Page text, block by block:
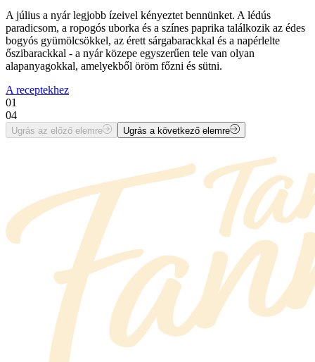
A július a nyár legjobb ízeivel kényeztet bennünket. A lédús
paradicsom, a ropogós uborka és a színes paprika találkozik az édes
bogyós gyümölcsökkel, az érett sárgabarackkal és a napérlelte
őszibarackkal - a nyár közepe egyszerűen tele van olyan
alapanyagokkal, amelyekből öröm főzni és sütni.
A receptekhez
01
04
Ugrás az előző elemre Ugrás a következő elemre